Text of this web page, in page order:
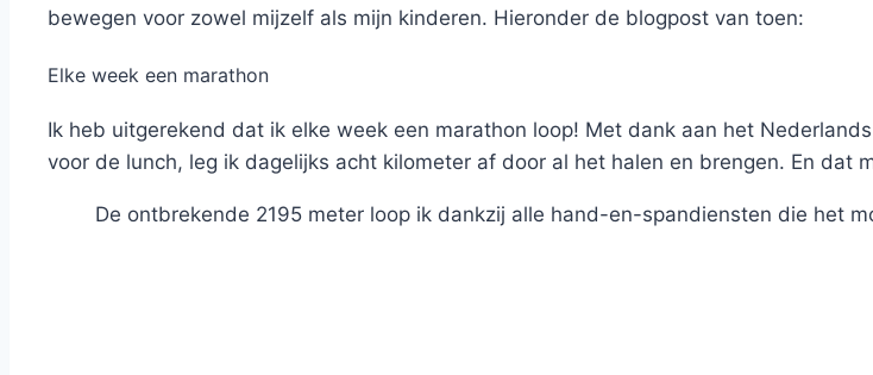
bewegen voor zowel mijzelf als mijn kinderen. Hieronder de blogpost van toen:
Elke week een marathon
Ik heb uitgerekend dat ik elke week een marathon loop! Met dank aan het
voor de lunch, leg ik dagelijks acht kilometer af door al het halen en brengen. En dat
De ontbrekende 2195 meter loop ik dankzij alle hand-en-spandiensten die het